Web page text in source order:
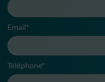
Email*
Téléphone*